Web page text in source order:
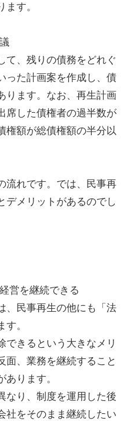
す。
て、残りの債務をどれぐ
った計画案を作成し、債
ります。なお、再生計画
席した債権者の過半数が
権額が総債権額の半分以
流れです。では、民事再
デメリットがあるのでし
営を継続できる
、民事再生の他にも「法
。
できるという大きなメリ
面、業務を継続すること
ります。
なり、制度を運用した後
社をそのまま継続したい